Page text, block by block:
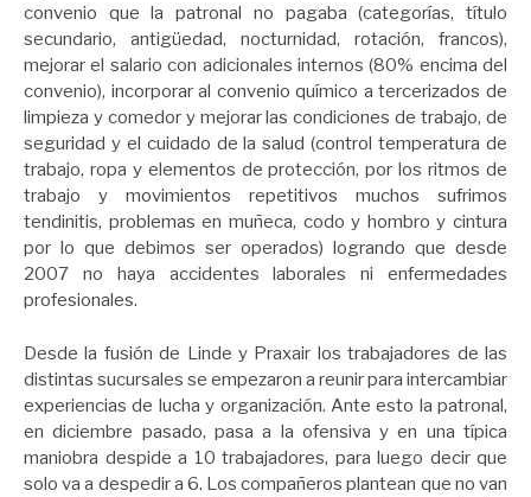
convenio que la patronal no pagaba (categorías, título
secundario, antigüedad, nocturnidad, rotación, francos),
mejorar el salario con adicionales internos (80% encima del
convenio), incorporar al convenio químico a tercerizados de
limpieza y comedor y mejorar las condiciones de trabajo, de
seguridad y el cuidado de la salud (control temperatura de
trabajo, ropa y elementos de protección, por los ritmos de
trabajo y movimientos repetitivos muchos sufrimos
tendinitis, problemas en muñeca, codo y hombro y cintura
por lo que debimos ser operados) logrando que desde
2007 no haya accidentes laborales ni enfermedades
profesionales.
Desde la fusión de Linde y Praxair los trabajadores de las
distintas sucursales se empezaron a reunir para intercambiar
experiencias de lucha y organización. Ante esto la patronal,
en diciembre pasado, pasa a la ofensiva y en una típica
maniobra despide a 10 trabajadores, para luego decir que
solo va a despedir a 6. Los compañeros plantean que no van